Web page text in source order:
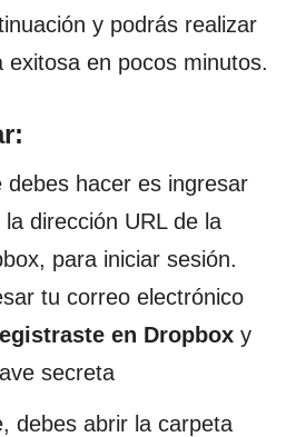
y podrás realizar
en pocos minutos.
debes hacer es ingresar
dirección URL de la
para iniciar sesión.
tu correo electrónico
en Dropbox y
secreta
debes abrir la carpeta